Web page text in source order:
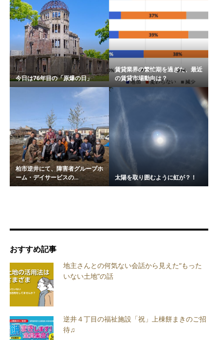
今日は76年目の「原爆の日」
賃貸業界の繁忙期を過ぎた、最近
の賃貸市場動向は？
柏市逆井にて、障害者グループホ
ーム・デイサービスの...
太陽を取り囲むように虹が？！
おすすめ記事
地主さんとの何気ない会話から見えた“もった
いない土地”の話
逆井４丁目の福祉施設「祝」上棟餅まきのご招
待♫